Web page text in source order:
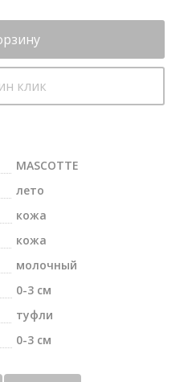
клик
MASCOTTE
лето
кожа
кожа
молочный
0-3 см
туфли
0-3 см